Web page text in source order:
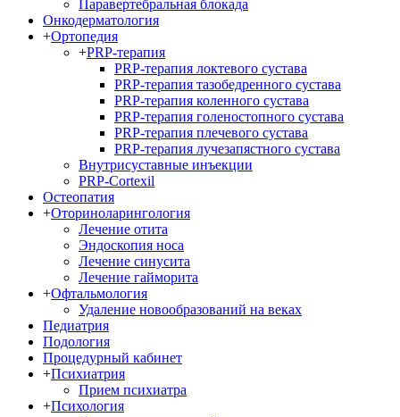
Паравертебральная блокада
Онкодерматология
+Ортопедия
+PRP-терапия
PRP-терапия локтевого сустава
PRP-терапия тазобедренного сустава
PRP-терапия коленного сустава
PRP-терапия голеностопного сустава
PRP-терапия плечевого сустава
PRP-терапия лучезапястного сустава
Внутрисуставные инъекции
PRP-Cortexil
Остеопатия
+Оториноларингология
Лечение отита
Эндоскопия носа
Лечение синусита
Лечение гайморита
+Офтальмология
Удаление новообразований на веках
Педиатрия
Подология
Процедурный кабинет
+Психиатрия
Прием психиатра
+Психология